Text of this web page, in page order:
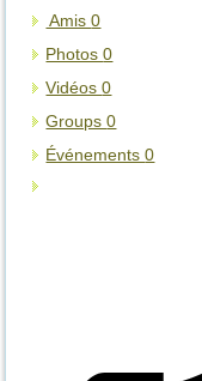
Amis0
Photos0
Vidéos0
Groups0
Événements0